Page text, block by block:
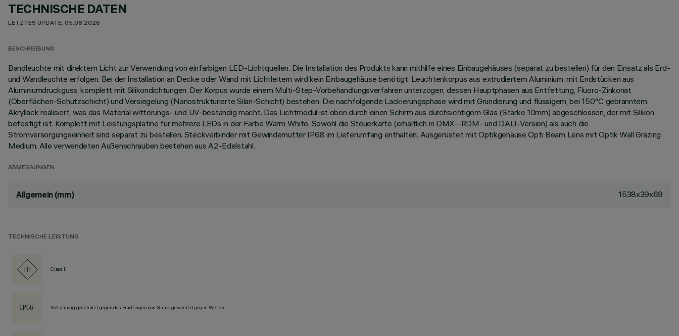
TECHNISCHE DATEN
LETZTES UPDATE: 05.08.2026
BESCHREIBUNG
Bandleuchte mit direktem Licht zur Verwendung von einfarbigen LED-Lichtquellen. Die Installation des Produkts kann mithilfe eines Einbaugehäuses (separat zu bestellen) für den Einsatz als Erd-
und Wandleuchte erfolgen. Bei der Installation an Decke oder Wand mit Lichtleitern wird kein Einbaugehäuse benötigt. Leuchtenkorpus aus extrudiertem Aluminium, mit Endstücken aus
Aluminiumdruckguss, komplett mit Silikondichtungen. Der Korpus wurde einem Multi-Step-Vorbehandlungsverfahren unterzogen, dessen Hauptphasen aus Entfettung, Fluoro-Zinkonat
(Oberflächen-Schutzschicht) und Versiegelung (Nanostrukturierte Silan-Schicht) bestehen. Die nachfolgende Lackierungsphase wird mit Grundierung und flüssigem, bei 150°C gebranntem
Akryllack realisiert, was das Material witterungs- und UV-beständig macht. Das Lichtmodul ist oben durch einen Schirm aus durchsichtigem Glas (Stärke 10mm) abgeschlossen, der mit Silikon
befestigt ist. Komplett mit Leistungsplatine für mehrere LEDs in der Farbe Warm White. Sowohl die Steuerkarte (erhältlich in DMX--RDM- und DALI-Version) als auch die
Stromversorgungseinheit sind separat zu bestellen. Steckverbinder mit Gewindemutter IP68 im Lieferumfang enthalten. Ausgerüstet mit Optikgehäuse Opti Beam Lens mit Optik Wall Grazing
Medium. Alle verwendeten Außenschrauben bestehen aus A2-Edelstahl.
ABMESSUNGEN
Allgemein (mm) 1538x39x69
TECHNISCHE LEISTUNG
Class III
Vollständig geschützt gegen das Eindringen von Staub, geschützt gegen Wellen.